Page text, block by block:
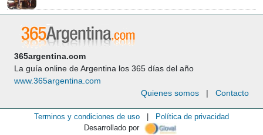
365argentina.com
La guía online de Argentina los 365 días del año
www.365argentina.com
Quienes somos | Contacto
Terminos y condiciones de uso
Política de privacidad
Desarrollado por